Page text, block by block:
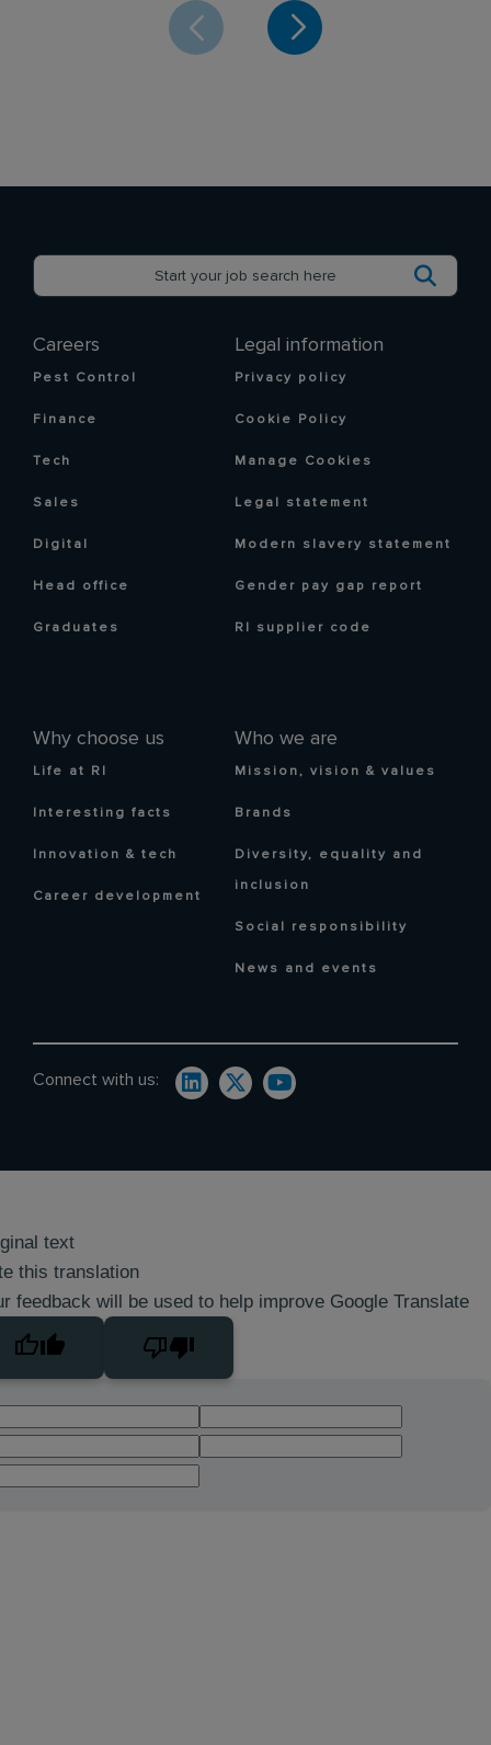
Careers
Pest Control
Finance
Tech
Sales
Digital
Head office
Graduates
Why choose us
Life at RI
Interesting facts
Innovation & tech
Career development
Who we are
Mission, vision & values
Brands
Diversity, equality and
inclusion
Social responsibility
News and events
Legal information
Privacy policy
Cookie Policy
Manage Cookies
Legal statement
Modern slavery statement
Gender pay gap report
RI supplier code
Connect with us:
text
this translation
feedback will be used to help improve Google Translate